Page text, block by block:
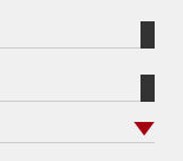
ンフ
ア
）